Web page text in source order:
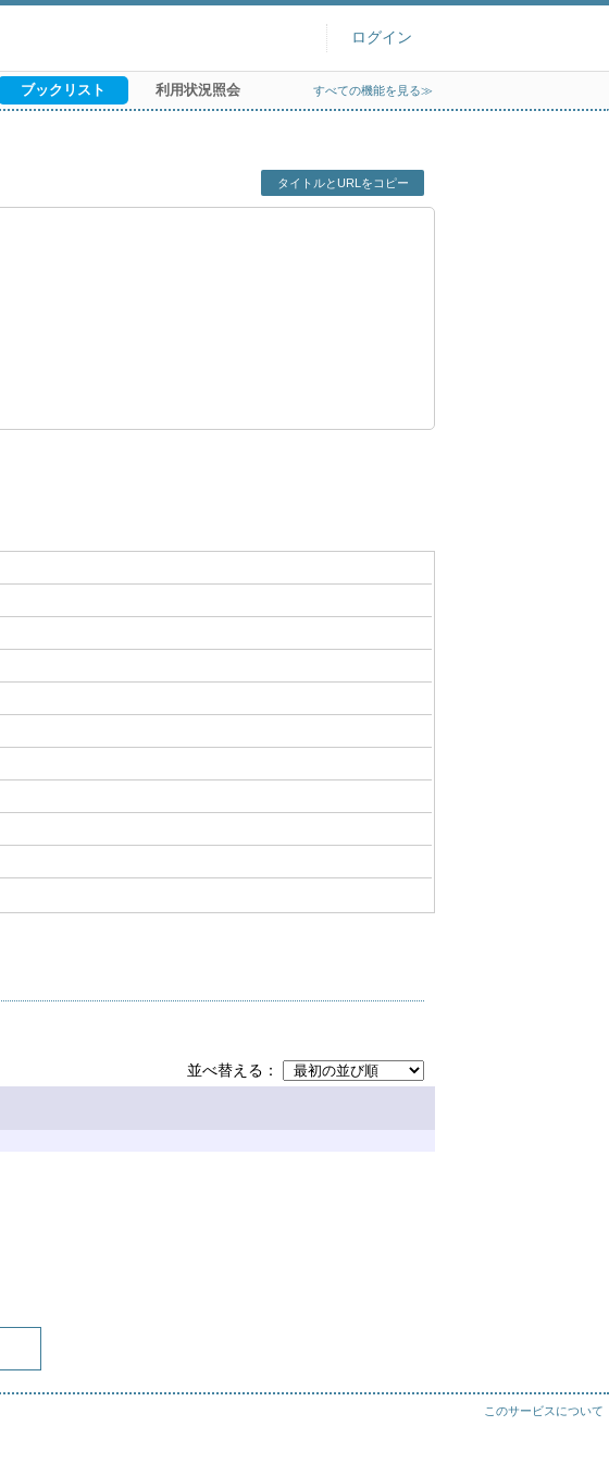
ログイン
ブックリスト 利用状況照会 すべての機能を見る≫
タイトルとURLをコピー
並べ替える
このサービスについて